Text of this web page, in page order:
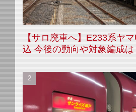
【サロ廃車へ】E233系ヤ
込 今後の動向や対象編成は